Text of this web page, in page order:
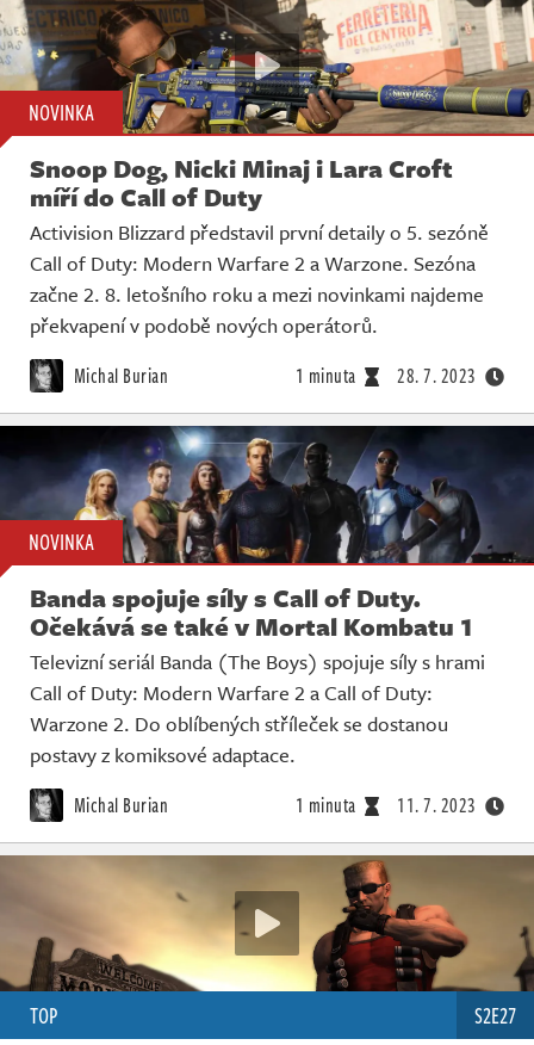
NOVINKA
Snoop Dog, Nicki Minaj i Lara Croft
míří do Call of Duty
Activision Blizzard představil první detaily o 5. sezóně
Call of Duty: Modern Warfare 2 a Warzone. Sezóna
začne 2. 8. letošního roku a mezi novinkami najdeme
překvapení v podobě nových operátorů.
Michal Burian 1 minuta 28. 7. 2023
NOVINKA
Banda spojuje síly s Call of Duty.
Očekává se také v Mortal Kombatu 1
Televizní seriál Banda (The Boys) spojuje síly s hrami
Call of Duty: Modern Warfare 2 a Call of Duty:
Warzone 2. Do oblíbených stříleček se dostanou
postavy z komiksové adaptace.
Michal Burian 1 minuta 11. 7. 2023
TOP S2E27